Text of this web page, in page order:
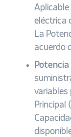
Aplicable
eléctrica
La
acuerdo
Potencia
variables
Principal